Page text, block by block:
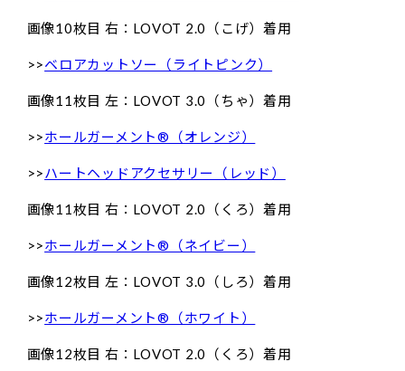
画像10枚目 右：LOVOT 2.0（こげ）着用
>>ベロアカットソー（ライトピンク）
画像11枚目 左：LOVOT 3.0（ちゃ）着用
>>ホールガーメント®（オレンジ）
>>ハートヘッドアクセサリー（レッド）
画像11枚目 右：LOVOT 2.0（くろ）着用
>>ホールガーメント®（ネイビー）
画像12枚目 左：LOVOT 3.0（しろ）着用
>>ホールガーメント®（ホワイト）
画像12枚目 右：LOVOT 2.0（くろ）着用